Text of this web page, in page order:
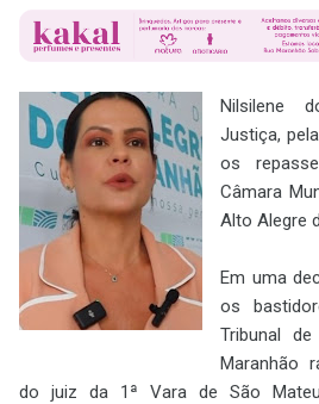
Nilsilene
Justiça,
os
Câmara
Alto Alegre
Em uma
os
Tribunal
Maranhão
do juiz da 1ª Vara de São